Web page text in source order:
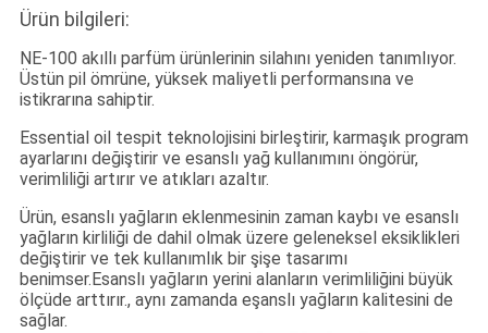
Ürün bilgileri:
NE-100 akıllı parfüm ürünlerinin silahını yeniden tanımlıyor.
Üstün pil ömrüne, yüksek maliyetli performansına ve
istikrarına sahiptir.
Essential oil tespit teknolojisini birleştirir, karmaşık program
ayarlarını değiştirir ve esanslı yağ kullanımını öngörür,
verimliliği artırır ve atıkları azaltır.
Ürün, esanslı yağların eklenmesinin zaman kaybı ve esanslı
yağların kirliliği de dahil olmak üzere geleneksel eksiklikleri
değiştirir ve tek kullanımlık bir şişe tasarımı
benimser.Esanslı yağların yerini alanların verimliliğini büyük
ölçüde arttırır., aynı zamanda eşanslı yağların kalitesini de
sağlar.